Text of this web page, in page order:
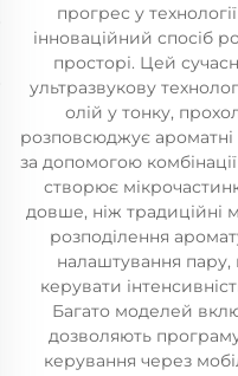
прогрес у
інноваційний спосіб
просторі. Цей
ультразвукову
олій у тонку,
розповсюджує
за допомогою
створює
довше, ніж традиційні
розподілення
налаштування
керувати
Багато моделей
дозволяють
керування через